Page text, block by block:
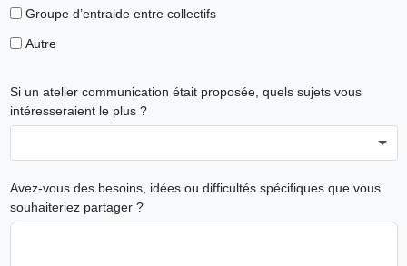
Groupe d’entraide entre collectifs
Autre
Si un atelier communication était proposée, quels sujets vous
intéresseraient le plus ?
Avez-vous des besoins, idées ou difficultés spécifiques que vous
souhaiteriez partager ?